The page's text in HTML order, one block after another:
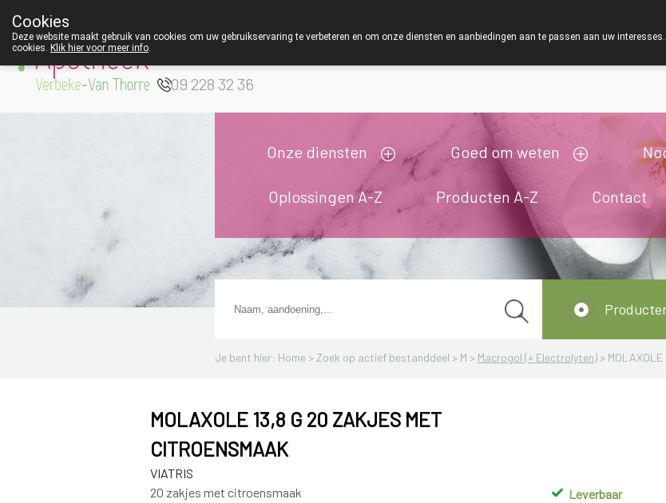
Apotheek Verbeke
09 228 32 36
Onze diensten Goed om weten
Oplossingen A-Z Producten A-Z Contact
Je bent hier: Home > Zoek op actief bestanddeel > M > Macrogol (+ Electrolyten)> MOLAXOLE
MOLAXOLE 13,8 G 20 ZAKJES MET
CITROENSMAAK
VIATRIS
20 zakjes met citroensmaak
Leverbaar
Cookies
Deze website maakt gebruik van cookies om uw gebruikservaring te verbeteren en om onze diensten en aanbiedingen aan te passen aan uw
cookies. Klik hier voor meer info.